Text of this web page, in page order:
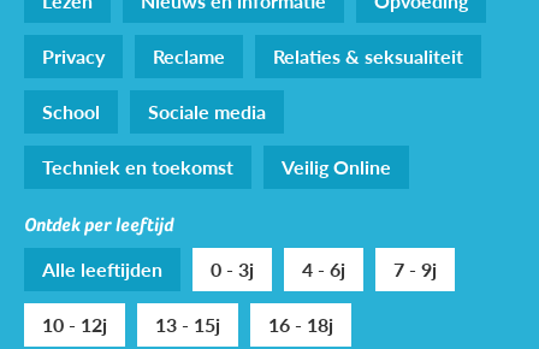
Privacy
Reclame
Relaties & seksualiteit
School
Sociale media
Techniek en toekomst
Veilig Online
Ontdek per leeftijd
Alle leeftijden 0 - 3j 4 - 6j
7 - 9j
10 - 12j
13 - 15j 16 - 18j